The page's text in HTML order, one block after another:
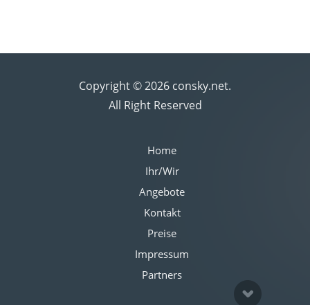
Copyright © 2026 consky.net.
All Right Reserved
Home
Ihr/Wir
Angebote
Kontakt
Preise
Impressum
Partners